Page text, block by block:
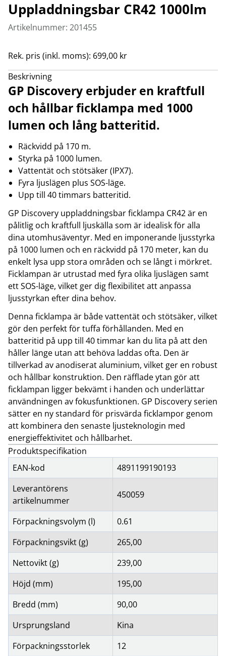
Uppladdningsbar CR42 1000lm
Artikelnummer: 201455
Rek. pris (inkl. moms): 699,00 kr
Beskrivning
GP Discovery erbjuder en kraftfull
och hållbar ficklampa med 1000
lumen och lång batteritid.
Räckvidd på 170 m.
Styrka på 1000 lumen.
Vattentät och stötsäker (IPX7).
Fyra ljuslägen plus SOS-läge.
Upp till 40 timmars batteritid.
GP Discovery uppladdningsbar ficklampa CR42 är en
pålitlig och kraftfull ljuskälla som är idealisk för alla
dina utomhusäventyr. Med en imponerande ljusstyrka
på 1000 lumen och en räckvidd på 170 meter, kan du
enkelt lysa upp stora områden och se långt i mörkret.
Ficklampan är utrustad med fyra olika ljuslägen samt
ett SOS-läge, vilket ger dig flexibilitet att anpassa
ljusstyrkan efter dina behov.
Denna ficklampa är både vattentät och stötsäker, vilket
gör den perfekt för tuffa förhållanden. Med en
batteritid på upp till 40 timmar kan du lita på att den
håller länge utan att behöva laddas ofta. Den är
tillverkad av anodiserat aluminium, vilket ger en robust
och hållbar konstruktion. Den räfflade ytan gör att
ficklampan ligger bekvämt i handen och underlättar
användningen av fokusfunktionen. GP Discovery serien
sätter en ny standard för prisvärda ficklampor genom
att kombinera den senaste ljusteknologin med
energieffektivitet och hållbarhet.
Produktspecifikation
EAN-kod
4891199190193
Leverantörens
artikelnummer
450059
Förpackningsvolym (l)
0.61
Förpackningsvikt (g)
265,00
Nettovikt (g)
239,00
Höjd (mm)
195,00
Bredd (mm)
90,00
Ursprungsland
Kina
Förpackningsstorlek
12